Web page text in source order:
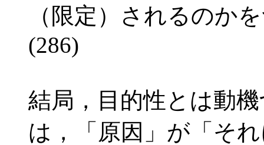
（限定）されるのか
(286)
結局，目的性とは動
は，「原因」が「そ